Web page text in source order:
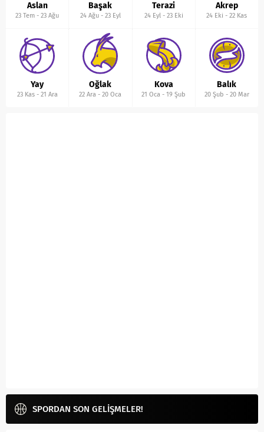
Aslan
23 Tem -23 Ağu
Başak
24 Ağu- 23 Eyl
Terazi
24 Eyl- 23 Eki
Akrep
24 Eki -22 Kas
Yay
23 Kas- 21 Ara
Oğlak
22 Ara -20 Oca
Kova
21 Oca -19 Şub
Balık
20 Şub - 20 Mar
SPORDAN SON GELİŞMELER!